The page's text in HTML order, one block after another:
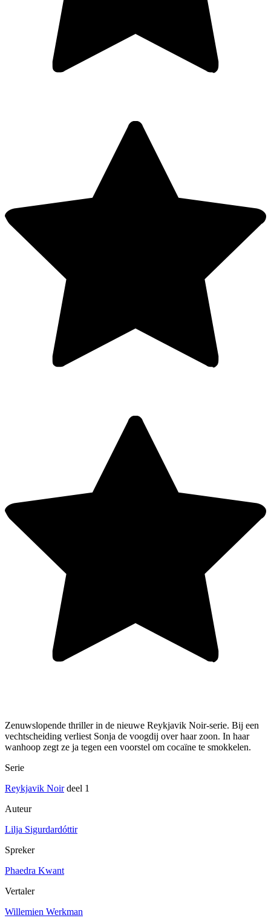
Zenuwslopende thriller in de nieuwe Reykjavik Noir-serie. Bij een
vechtscheiding verliest Sonja de voogdij over haar zoon. In haar
wanhoop zegt ze ja tegen een voorstel om coca­ïne te smokkelen.
Serie
Reykjavik Noirdeel 1
Auteur
Lilja Sigurdardóttir
Spreker
Phaedra Kwant
Vertaler
Willemien Werkman